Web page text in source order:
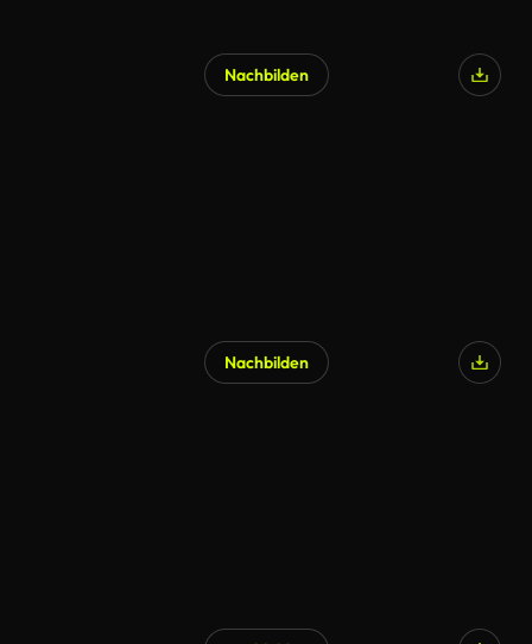
Nachbilden
Nachbilden